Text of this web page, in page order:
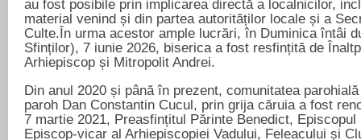
au fost posibile prin implicarea directă a localnicilor,
material venind și din partea autorităților locale și a
Culte.În urma acestor ample lucrări, în Duminica întâi
Sfinților), 7 iunie 2026, biserica a fost resfințită de
Arhiepiscop și Mitropolit Andrei.
Din anul 2020 și până în prezent, comunitatea
paroh Dan Constantin Cucul, prin grija căruia a fost
7 martie 2021, Preasfințitul Părinte Benedict,
Episcop-vicar al Arhiepiscopiei Vadului, Feleacului și